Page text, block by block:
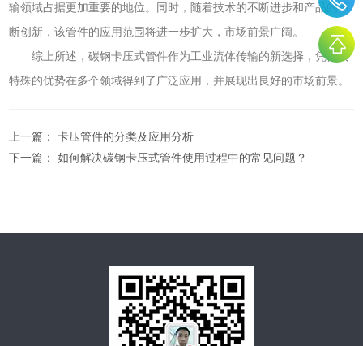
输领域占据更加重要的地位。同时，随着技术的不断进步和产品的不
断创新，该管件的应用范围将进一步扩大，市场前景广阔。
综上所述，碳钢卡压式管件作为工业流体传输的新选择，凭借其
特殊的优势在多个领域得到了广泛应用，并展现出良好的市场前景。
上一篇：卡压管件的分类及应用分析
下一篇：如何解决碳钢卡压式管件使用过程中的常见问题？